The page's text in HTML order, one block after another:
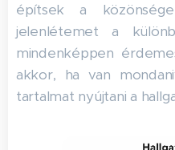
építsek a
jelenlétemet a
mindenképpen
akkor, ha van
tartalmat nyújtani a